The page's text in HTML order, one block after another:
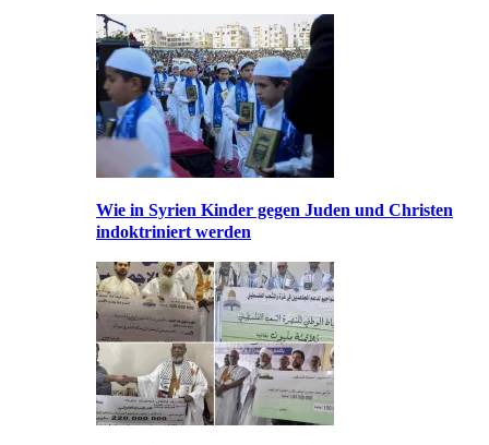
Wie in Syrien Kinder gegen Juden und Christen
indoktriniert werden